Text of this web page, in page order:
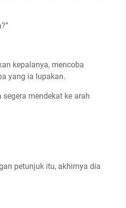
kepalanya, mencoba
yang ia lupakan.
mendekat ke arah
petunjuk itu, akhirnya dia